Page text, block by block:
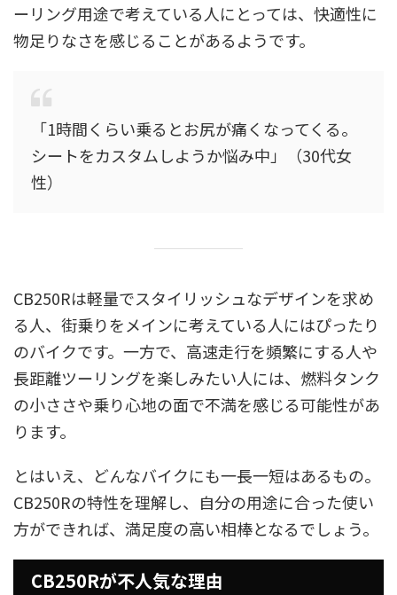
ーリング用途で考えている人にとっては、快適性に
物足りなさを感じることがあるようです。
「1時間くらい乗るとお尻が痛くなってくる。
シートをカスタムしようか悩み中」（30代女
性）
CB250Rは軽量でスタイリッシュなデザインを求め
る人、街乗りをメインに考えている人にはぴったり
のバイクです。一方で、高速走行を頻繁にする人や
長距離ツーリングを楽しみたい人には、燃料タンク
の小ささや乗り心地の面で不満を感じる可能性があ
ります。
とはいえ、どんなバイクにも一長一短はあるもの。
CB250Rの特性を理解し、自分の用途に合った使い
方ができれば、満足度の高い相棒となるでしょう。
CB250Rが不人気な理由